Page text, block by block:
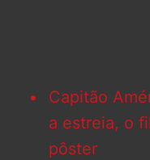
Capitão
a estreia, o
pôster